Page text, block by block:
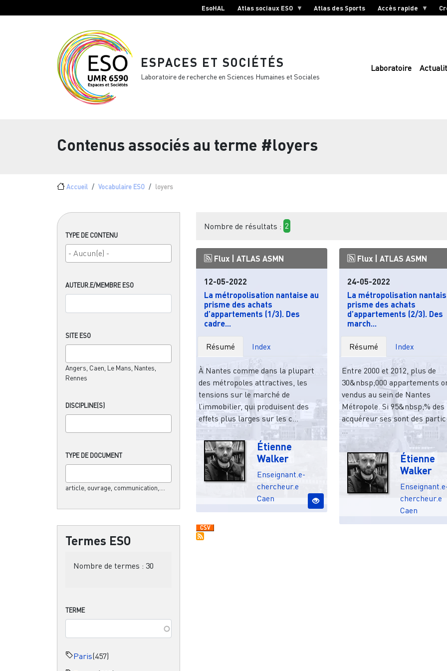
EsoHAL Atlas sociaux ESO Atlas des Sports Accès rapide
ESPACES ET SOCIÉTÉS
Laboratoire de recherche en Sciences Humaines et Sociales
Laboratoire
Contenus associés au terme #loyers
Fil d'Ariane
Accueil Vocabulaire ESO loyers
TYPE DE CONTENU
AUTEUR.E/MEMBRE ESO
SITE ESO
Angers, Caen, Le Mans, Nantes,
Rennes
DISCIPLINE(S)
TYPE DE DOCUMENT
article, ouvrage, communication,....
Termes ESO
Nombre de termes : 30
TERME
Paris(457)
Nombre de résultats : 2
Flux | ATLAS ASMN
12-05-2022
La métropolisation nantaise au
prisme des achats
d’appartements (1/3). Des
cadre...
Résumé Index
À Nantes comme dans la plupart
des métropoles attractives, les
tensions sur le marché de
l’immobilier, qui produisent des
effets plus larges sur les c...
Étienne
Walker
Enseignant.e-
chercheur.e
Caen
Flux | ATLAS ASMN
24-05-2022
La métropolisation
prisme des achats
d’appartements (2/3). Des
march...
Résumé Index
Entre 2000 et 2012, plus de
30&nbsp;000 appartements
vendus au sein de Nantes
Métropole. Si 95&nbsp;% des
acquéreur·ses sont des
...
Étienne
Walker
chercheur.e
Caen